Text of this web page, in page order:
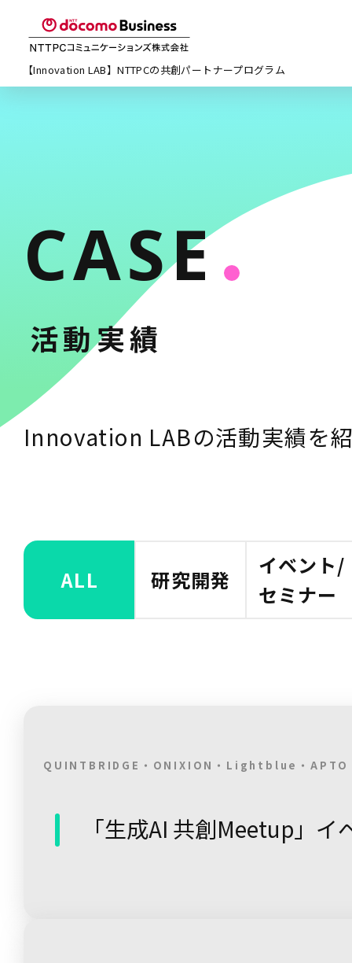
【Innovation LAB】NTTPCの共創パートナープログラム
CASE
活動実績
Innovation LABの活動実績を
ALL 研究開発
イベント/
セミナー
QUINTBRIDGE・ONIXION・Lightblue・APTO
「生成AI 共創Meetup」イ